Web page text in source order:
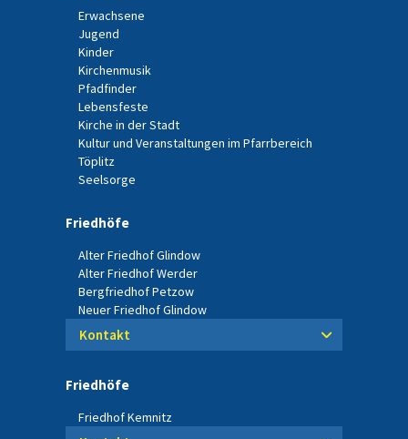
Erwachsene
Jugend
Kinder
Kirchenmusik
Pfadfinder
Lebensfeste
Kirche in der Stadt
Kultur und Veranstaltungen im Pfarrbereich
Töplitz
Seelsorge
Friedhöfe
Alter Friedhof Glindow
Alter Friedhof Werder
Bergfriedhof Petzow
Neuer Friedhof Glindow
Kontakt
Friedhöfe
Friedhof Kemnitz